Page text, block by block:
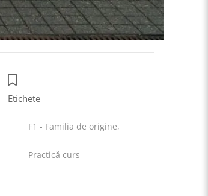
Etichete
F1 - Familia de origine,
Practică curs